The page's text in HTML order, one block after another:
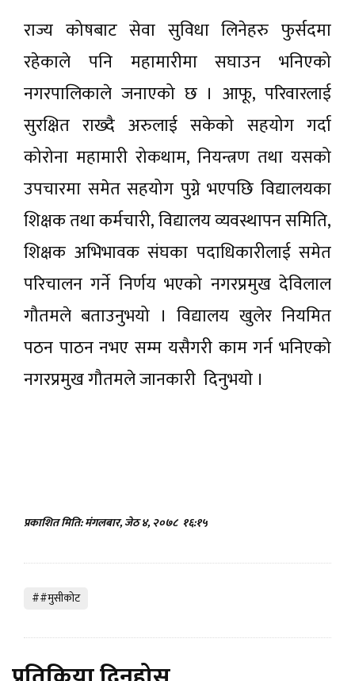
राज्य कोषबाट सेवा सुविधा लिनेहरु फुर्सदमा
रहेकाले पनि महामारीमा सघाउन भनिएको
नगरपालिकाले जनाएको छ । आफू, परिवारलाई
सुरक्षित राख्दै अरुलाई सकेको सहयोग गर्दा
कोरोना महामारी रोकथाम, नियन्त्रण तथा यसको
उपचारमा समेत सहयोग पुग्ने भएपछि विद्यालयका
शिक्षक तथा कर्मचारी, विद्यालय व्यवस्थापन समिति,
शिक्षक अभिभावक संघका पदाधिकारीलाई समेत
परिचालन गर्ने निर्णय भएको नगरप्रमुख देविलाल
गौतमले बताउनुभयो । विद्यालय खुलेर नियमित
पठन पाठन नभए सम्म यसैगरी काम गर्न भनिएको
नगरप्रमुख गौतमले जानकारी दिनुभयाे ।
प्रकाशित मिति: मंगलबार, जेठ ४, २०७८ १६:१५
##मुसीकाेट